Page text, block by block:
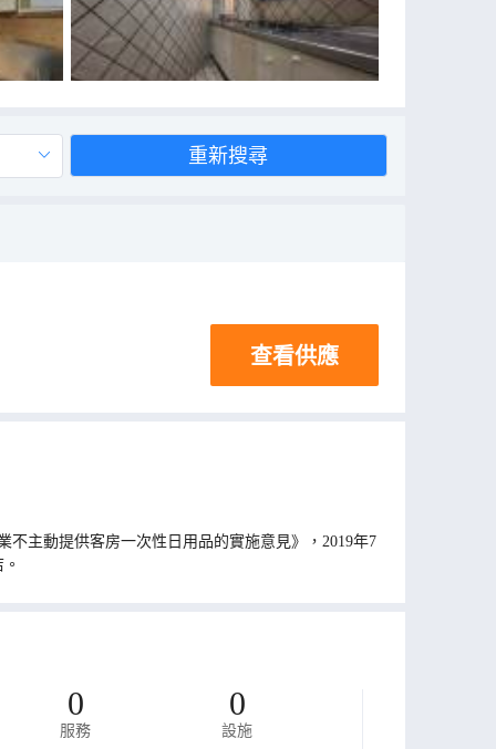
重新搜尋
查看供應
主動提供客房一次性日用品的實施意見》，2019年7
0
服務
0
設施